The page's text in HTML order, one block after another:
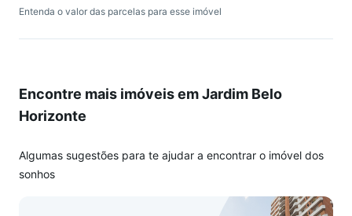
Área de Lazer Completa
Espaço gourmet
Salões de festas (um com cozinha completa e área gourmet)
Salão de jogos
Enoteca
Entenda o valor das parcelas para esse imóvel
Encontre mais imóveis em Jardim Belo
Horizonte
Algumas sugestões para te ajudar a encontrar o imóvel dos
sonhos